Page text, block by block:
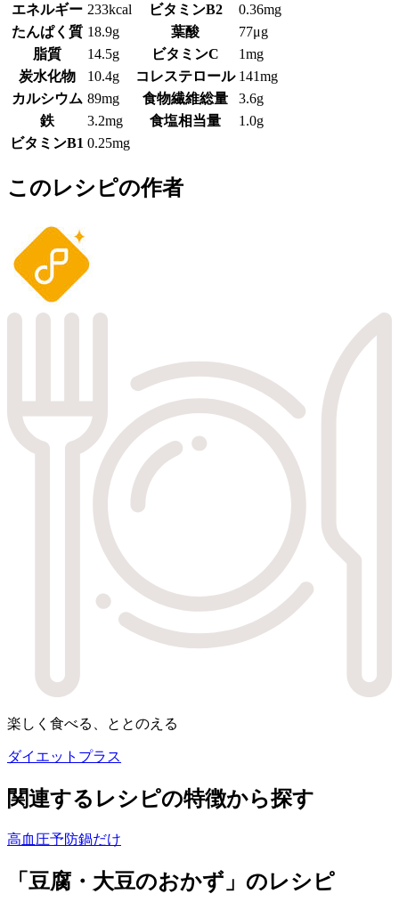
エネルギー 233kcal ビタミンB2
0.36mg
たんぱく質 18.9g 葉酸
77μg
脂質
14.5g ビタミンC
1mg
炭水化物
10.4g コレステロール 141mg
カルシウム 89mg 食物繊維総量
3.6g
鉄
3.2mg 食塩相当量
1.0g
ビタミンB1 0.25mg
このレシピの作者
楽しく食べる、ととのえる
ダイエットプラス
関連するレシピの特徴から探す
高血圧予防鍋だけ
「豆腐・大豆のおかず」のレシピ